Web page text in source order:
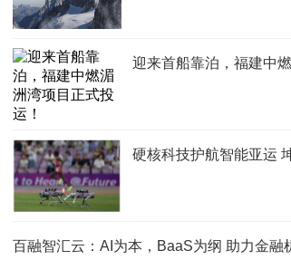
迎来首船靠泊，福建中
硬核科技护航智能亚运
百融智汇云：AI为本，BaaS为纲 助力金融